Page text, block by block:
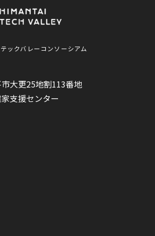
ックバレーコンソーシアム
大更25地割113番地
支援センター